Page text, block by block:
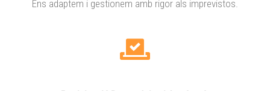
Ens adaptem i gestionem amb rigor als imprevistos.